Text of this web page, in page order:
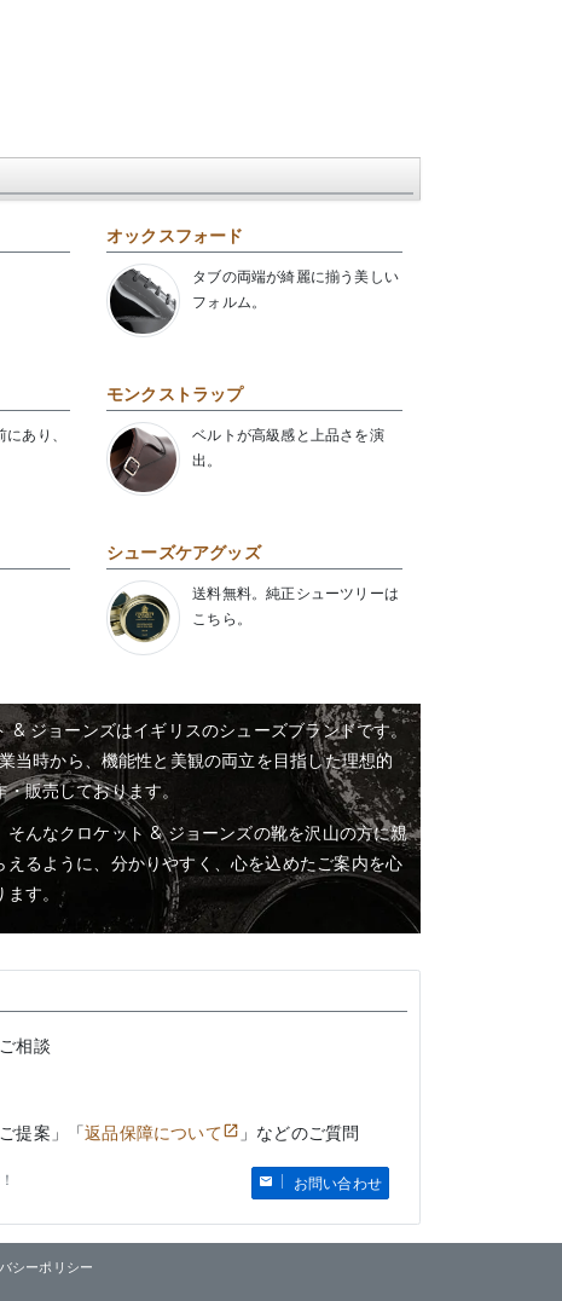
オックスフォード
タブの両端が綺麗に揃う美しい
フォルム。
あり、
モンクストラップ
ベルトが高級感と上品さを演
出。
シューズケアグッズ
送料無料。純正シューツリーは
こちら。
& ジョーンズはイギリスのシューズブランドです。
当時から、機能性と美観の両立を目指した理想的
販売しております。
そんなクロケット & ジョーンズの靴を沢山の方に親
えるように、分かりやすく、心を込めたご案内を心
す。
相談
提案」「返品保障について 」などのご質問
お問い合わせ
シーポリシー